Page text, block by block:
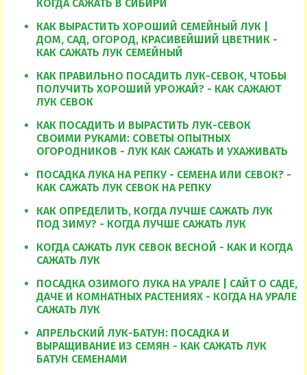
КОГДА САЖАТЬ В СИБИРИ
КАК ВЫРАСТИТЬ ХОРОШИЙ СЕМЕЙНЫЙ ЛУК |
ДОМ, САД, ОГОРОД, КРАСИВЕЙШИЙ ЦВЕТНИК -
КАК САЖАТЬ ЛУК СЕМЕЙНЫЙ
КАК ПРАВИЛЬНО ПОСАДИТЬ ЛУК-СЕВОК, ЧТОБЫ
ПОЛУЧИТЬ ХОРОШИЙ УРОЖАЙ? - КАК САЖАЮТ
ЛУК СЕВОК
КАК ПОСАДИТЬ И ВЫРАСТИТЬ ЛУК-СЕВОК
СВОИМИ РУКАМИ: СОВЕТЫ ОПЫТНЫХ
ОГОРОДНИКОВ - ЛУК КАК САЖАТЬ И УХАЖИВАТЬ
ПОСАДКА ЛУКА НА РЕПКУ - СЕМЕНА ИЛИ СЕВОК? -
КАК САЖАТЬ ЛУК СЕВОК НА РЕПКУ
КАК ОПРЕДЕЛИТЬ, КОГДА ЛУЧШЕ САЖАТЬ ЛУК
ПОД ЗИМУ? - КОГДА ЛУЧШЕ САЖАТЬ ЛУК
КОГДА САЖАТЬ ЛУК СЕВОК ВЕСНОЙ - КАК И КОГДА
САЖАТЬ ЛУК
ПОСАДКА ОЗИМОГО ЛУКА НА УРАЛЕ | САЙТ О САДЕ,
ДАЧЕ И КОМНАТНЫХ РАСТЕНИЯХ - КОГДА НА УРАЛЕ
САЖАТЬ ЛУК
АПРЕЛЬСКИЙ ЛУК-БАТУН: ПОСАДКА И
ВЫРАЩИВАНИЕ ИЗ СЕМЯН - КАК САЖАТЬ ЛУК
БАТУН СЕМЕНАМИ